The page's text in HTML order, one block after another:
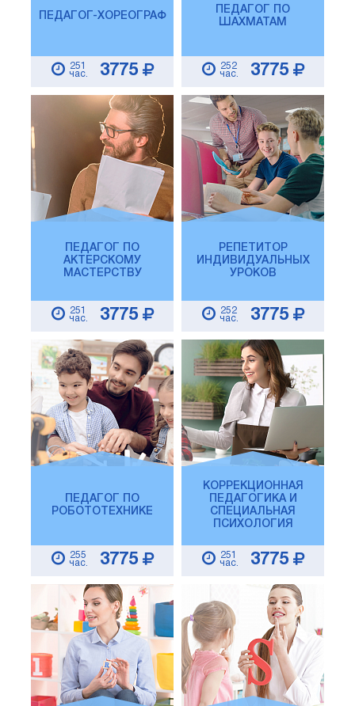
ПЕДАГОГ-ХОРЕОГРАФ
251
час.
3775
ПЕДАГОГ ПО
ШАХМАТАМ
252
час.
3775
ПЕДАГОГ ПО
АКТЕРСКОМУ
МАСТЕРСТВУ
251
час.
3775
РЕПЕТИТОР
ИНДИВИДУАЛЬНЫХ
УРОКОВ
252
час.
3775
ПЕДАГОГ ПО
РОБОТОТЕХНИКЕ
255
час.
3775
КОРРЕКЦИОННАЯ
ПЕДАГОГИКА И
СПЕЦИАЛЬНАЯ
ПСИХОЛОГИЯ
251
час.
3775